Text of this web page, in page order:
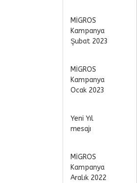
MİGROS
Kampanya
Şubat 2023
MİGROS
Kampanya
Ocak 2023
Yeni Yıl
mesajı
MİGROS
Kampanya
Aralık 2022